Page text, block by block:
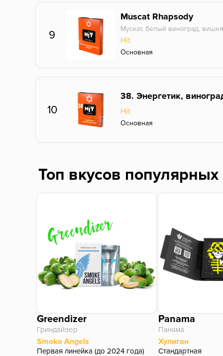
9
Muscat Rhapsody
Мускат, белый виноград, вишня
Hit
Основная
10
38. Энергетик,
Hit
Основная
Топ вкусов
Greendizer
Гриндайзер
Smoke Angels
Первая линейка (до 2024 года)
Panama
Панама
Хулиган
Стандартная